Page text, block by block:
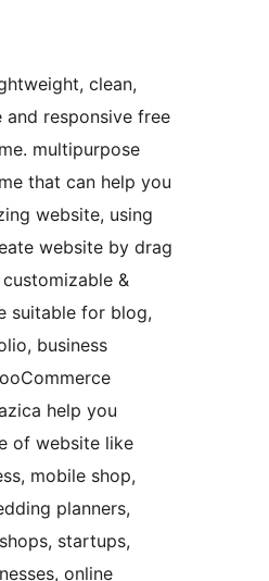
clean,
and responsive free
multipurpose
that can help you
website, using
website by drag
&
suitable for blog,
business
help you
of website like
mobile shop,
planners,
startups,
online